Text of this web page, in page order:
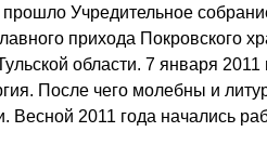
Учредительное
прихода Покровского
области. 7 января
После чего молебны и
Весной 2011 года начались